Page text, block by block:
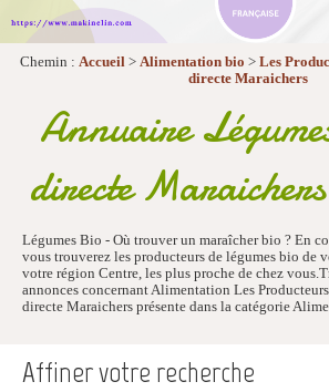
Chemin : Accueil> Alimentation bio > Les
directe Maraichers
Annuaire
directe
Légumes Bio - Où trouver un maraîcher bio ? En
vous trouverez les producteurs de légumes bio de
votre région Centre, les plus proche de chez
annonces concernant Alimentation Les
directe Maraichers présente dans la catégorie
Affiner votre recherche